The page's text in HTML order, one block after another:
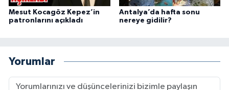
Mesut Kocagöz Kepez’in
patronlarını açıkladı
Antalya’da hafta sonu
nereye gidilir?
Yorumlar